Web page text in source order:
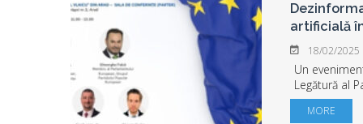
artificială
18/02/2025
Un
Legătură al
România, în
„Aurel
MORE